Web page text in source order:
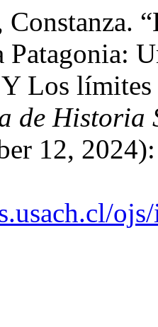
Constanza.
Patagonia:
Los
de Historia
12,